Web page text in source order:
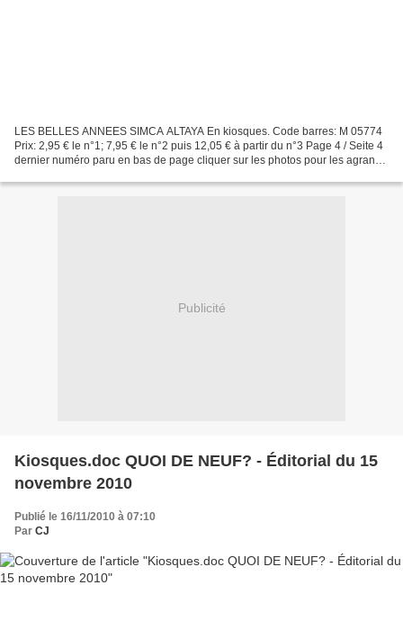
LES BELLES ANNEES SIMCA ALTAYA En kiosques. Code barres: M 05774
Prix: 2,95 € le n°1; 7,95 € le n°2 puis 12,05 € à partir du n°3 Page 4 / Seite 4
dernier numéro paru en bas de page cliquer sur les photos pour les agrandir
Publicité
Kiosques.doc QUOI DE NEUF? - Éditorial du 15
novembre 2010
Publié le 16/11/2010 à 07:10
Par CJ